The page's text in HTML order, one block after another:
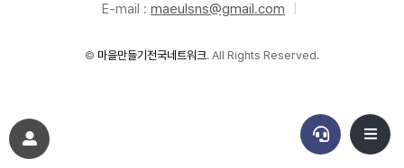
E-mail : maeulsns@gmail.com
© 마을만들기전국네트워크. All Rights Reserved.